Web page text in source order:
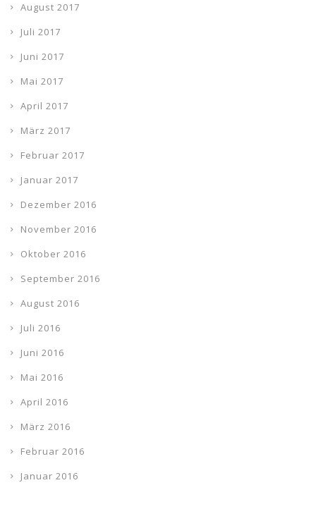
August 2017
Juli 2017
Juni 2017
Mai 2017
April 2017
März 2017
Februar 2017
Januar 2017
Dezember 2016
November 2016
Oktober 2016
September 2016
August 2016
Juli 2016
Juni 2016
Mai 2016
April 2016
März 2016
Februar 2016
Januar 2016